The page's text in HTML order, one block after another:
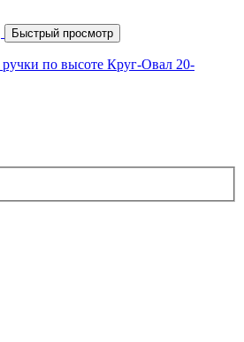
Быстрый просмотр
по высоте Круг-Овал 20-